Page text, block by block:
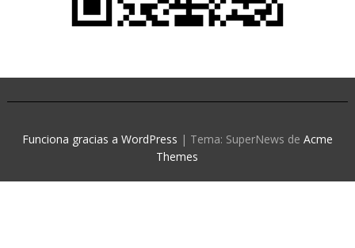
Funciona gracias a WordPress | Tema: SuperNews de Acme
Themes